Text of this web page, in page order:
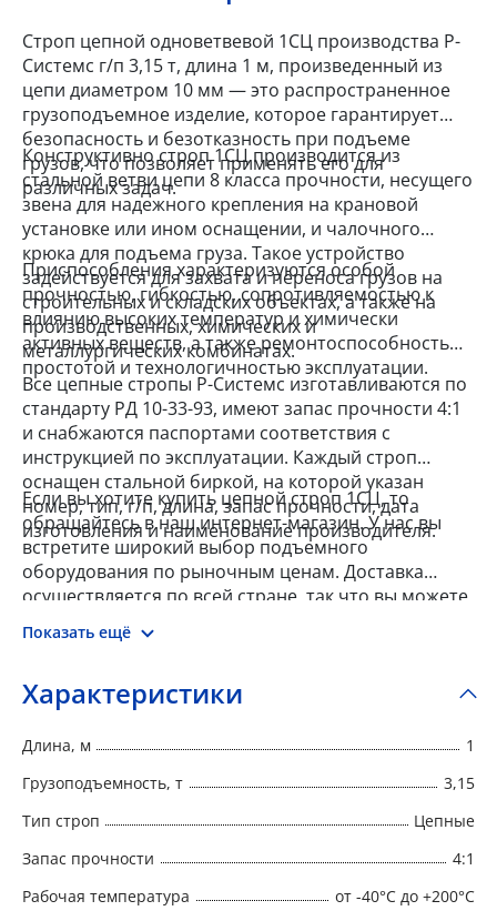
Строп цепной одноветвевой 1СЦ производства Р-
Системс г/п 3,15 т, длина 1 м, произведенный из
цепи диаметром 10 мм — это распространенное
грузоподъемное изделие, которое гарантирует
безопасность и безотказность при подъеме
грузов, что позволяет применять его для
различных задач.
Конструктивно строп 1СЦ производится из
стальной ветви цепи 8 класса прочности, несущего
звена для надежного крепления на крановой
установке или ином оснащении, и чалочного
крюка для подъема груза. Такое устройство
задействуется для захвата и переноса грузов на
строительных и складских объектах, а также на
производственных, химических и
металлургических комбинатах.
Приспособления характеризуются особой
прочностью, гибкостью, сопротивляемостью к
влиянию высоких температур и химически
активных веществ, а также ремонтоспособностью,
простотой и технологичностью эксплуатации.
Все цепные стропы Р-Системс изготавливаются по
стандарту РД 10-33-93, имеют запас прочности 4:1
и снабжаются паспортами соответствия с
инструкцией по эксплуатации. Каждый строп
оснащен стальной биркой, на которой указан
номер, тип, г/п, длина, запас прочности, дата
изготовления и наименование производителя.
Если вы хотите купить цепной строп 1СЦ, то
обращайтесь в наш интернет-магазин. У нас вы
встретите широкий выбор подъемного
оборудования по рыночным ценам. Доставка
осуществляется по всей стране, так что вы можете
заказать товар из любого города.
Показать ещё
Характеристики
Длина, м
1
Грузоподъемность, т
3,15
Тип строп
Цепные
Запас прочности
4:1
Рабочая температура
от -40°C до +200°C